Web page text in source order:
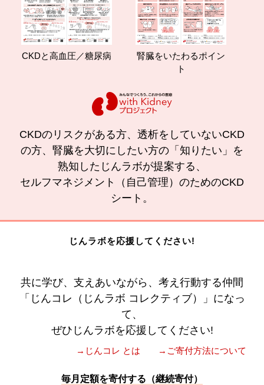
CKDと高血圧／糖尿病
腎臓をいたわるポイン
CKDのリスクがある方、透析をしていないCKD
の方、腎臓を大切にしたい方の「知りたい」を
熟知したじんラボが提案する、
セルフマネジメント（自己管理）のためのCKD
シート。
じんラボを応援してください!
共に学び、支えあいながら、考え行動する仲間
「じんコレ（じんラボ コレクティブ）」になっ
て、
ぜひじんラボを応援してください!
→じんコレ とは →ご寄付方法について
毎月定額を寄付する（継続寄付）